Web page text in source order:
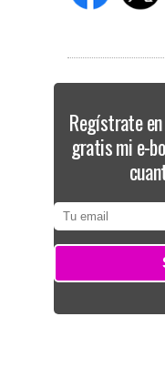
Regístrate
gratis mi e-